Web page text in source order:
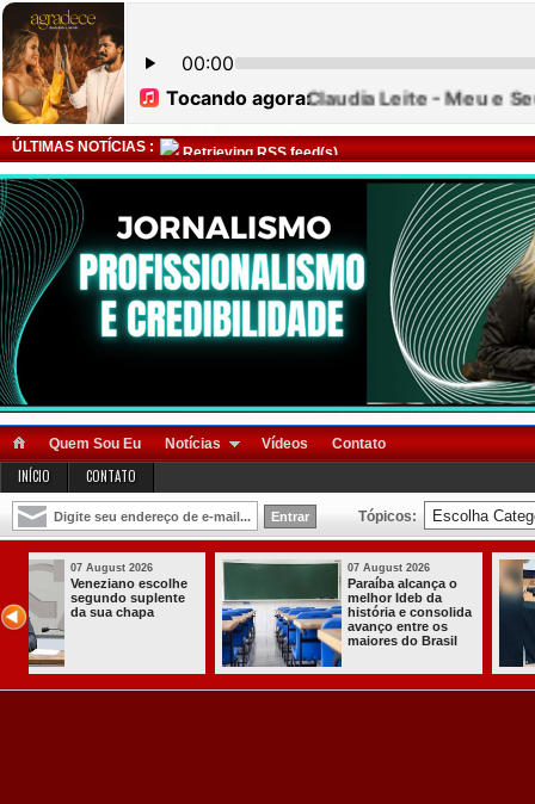
ÚLTIMAS NOTÍCIAS : Retrieving RSS feed(s)
Quem Sou Eu Notícias Vídeos Contato
INÍCIO CONTATO
Tópicos:
07 August 2026
Homem é preso
com armas,
munições e
radiocomunicadore
s no Conde
03 August 2026
Itabaiana
a primeira
Comunitária
Solidária a
Comunidade
Almir Muniz